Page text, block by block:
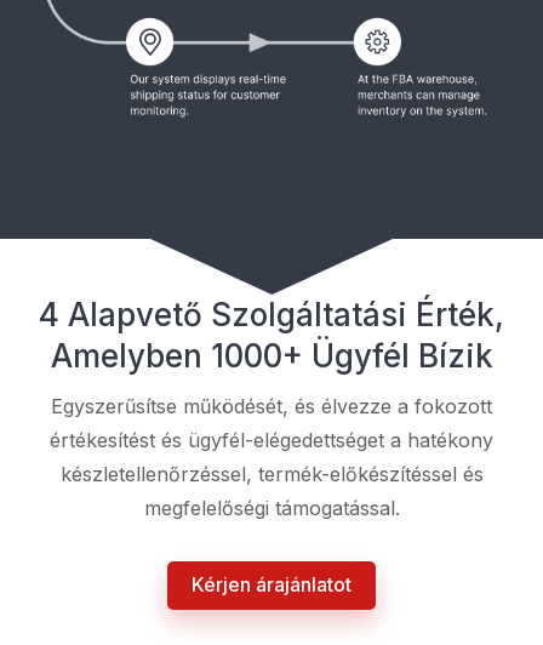
4 Alapvető Szolgáltatási Érték,
Amelyben 1000+ Ügyfél Bízik
Egyszerűsítse működését, és élvezze a fokozott
értékesítést és ügyfél-elégedettséget a hatékony
készletellenőrzéssel, termék-előkészítéssel és
megfelelőségi támogatással.
Kérjen árajánlatot